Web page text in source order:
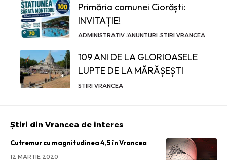
Primăria comunei Ciorăști:
INVITAȚIE!
ADMINISTRATIV ANUNTURI STIRI VRANCEA
109 ANI DE LA GLORIOASELE
LUPTE DE LA MĂRĂȘEȘTI
STIRI VRANCEA
Știri din Vrancea de interes
Cutremur cu magnitudinea 4,5 în Vrancea
12 MARTIE 2020